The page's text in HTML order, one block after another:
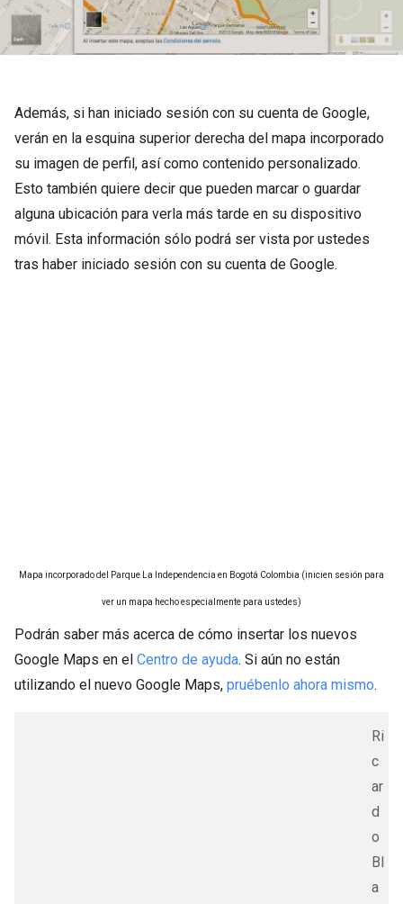
Además, si han iniciado sesión con su cuenta de Google,
verán en la esquina superior derecha del mapa incorporado
su imagen de perfil, así como contenido personalizado.
Esto también quiere decir que pueden marcar o guardar
alguna ubicación para verla más tarde en su dispositivo
móvil. Esta información sólo podrá ser vista por ustedes
tras haber iniciado sesión con su cuenta de Google.
Mapa incorporado del Parque La Independencia en Bogotá Colombia (inicien sesión para
ver un mapa hecho especialmente para ustedes)
Podrán saber más acerca de cómo insertar los nuevos
Google Maps en el Centro de ayuda. Si aún no están
utilizando el nuevo Google Maps, pruébenlo ahora mismo.
Ri
c
ar
d
o
Bl
a